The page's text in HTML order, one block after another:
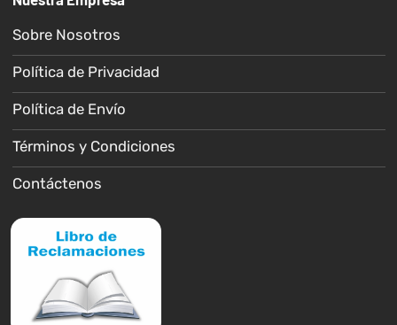
Sobre Nosotros
Política de Privacidad
Política de Envío
Términos y Condiciones
Contáctenos